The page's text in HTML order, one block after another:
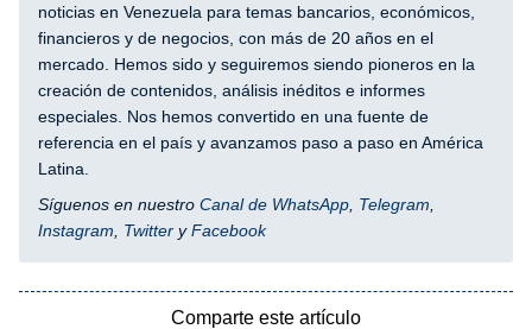
noticias en Venezuela para temas bancarios, económicos,
financieros y de negocios, con más de 20 años en el
mercado. Hemos sido y seguiremos siendo pioneros en la
creación de contenidos, análisis inéditos e informes
especiales. Nos hemos convertido en una fuente de
referencia en el país y avanzamos paso a paso en América
Latina.
Síguenos en nuestro Canal de WhatsApp Telegram
Instagram
Twitter yFacebook
Comparte este artículo